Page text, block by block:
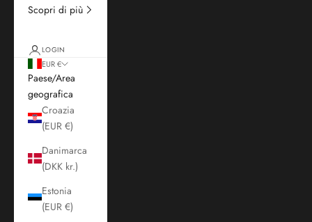
Scopri di più
LOGIN
EUR €
Paese/Area
geografica
Croazia
(EUR €)
Danimarca
(DKK kr.)
Estonia
(EUR €)